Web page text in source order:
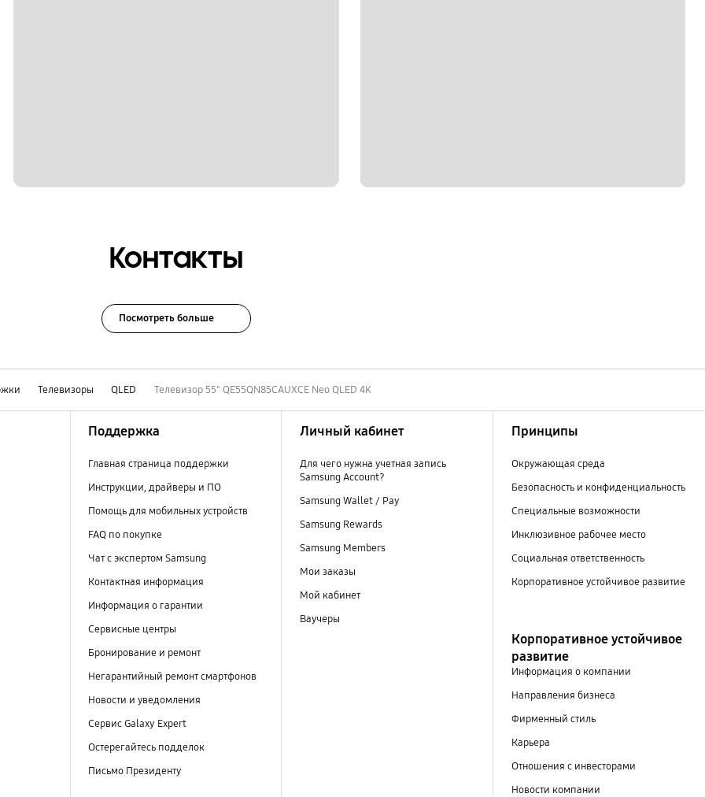
Контакты
Посмотреть больше
Телевизоры QLED Телевизор 55" QE55QN85CAUXCE Neo QLED 4K
Поддержка
Главная страница поддержки
Инструкции, драйверы и ПО
Помощь для мобильных устройств
FAQ по покупке
Чат с экспертом Samsung
Контактная информация
Информация о гарантии
Сервисные центры
Бронирование и ремонт
Негарантийный ремонт смартфонов
Новости и уведомления
Сервис Galaxy Expert
Остерегайтесь подделок
Письмо Президенту
Личный кабинет
Для чего нужна учетная запись
Samsung Account?
Samsung Wallet / Pay
Samsung Rewards
Samsung Members
Мои заказы
Мой кабинет
Ваучеры
Принципы
Окружающая среда
Безопасность и конфиденциальность
Специальные возможности
Инклюзивное рабочее место
Социальная ответственность
Корпоративное устойчивое развитие
Корпоративное устойчивое
развитие
Информация о компании
Направления бизнеса
Фирменный стиль
Карьера
Отношения с инвесторами
Новости компании